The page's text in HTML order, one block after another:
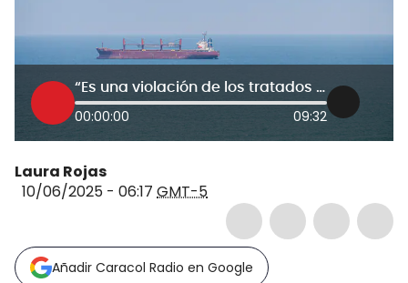
“Es una violación de los tratados internacionales”: activista de la ‘Flotilla de la Libertad’
00:00:00 09:32
Laura Rojas
10/06/2025 - 06:17 GMT-5
Añadir Caracol Radio en Google